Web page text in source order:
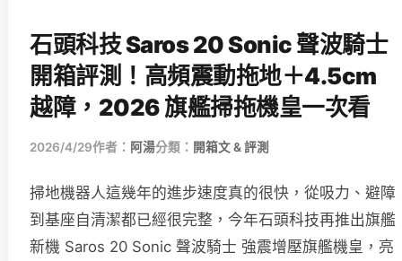
石頭科技 Saros 20 Sonic 聲波騎士
開箱評測！高頻震動拖地＋4.5cm
越障，2026 旗艦掃拖機皇一次看
2026/4/29作者： 阿湯分類： 開箱文 & 評測
掃地機器人這幾年的進步速度真的很快，從吸力、避障
到基座自清潔都已經很完整，今年石頭科技再推出旗艦
新機 Saros 20 Sonic 聲波騎士 強震增壓旗艦機皇，亮